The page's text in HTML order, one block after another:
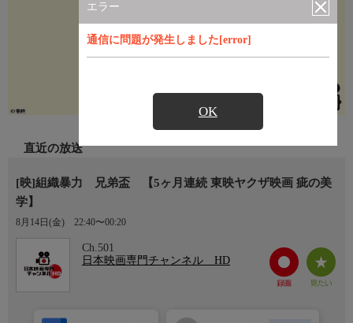
エラー
通信に問題が発生しました[error]
OK
直近の放送
[映]組織暴力 兄弟盃 【5ヶ月連続 東映ヤクザ映画 疵の美
学】
8月14日(金) 22:40〜00:20
Ch.501
日本映画専門チャンネル HD